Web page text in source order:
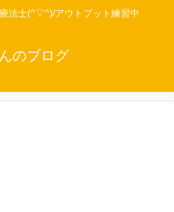
法士(^▽^)/アウトプット練習中
のブログ